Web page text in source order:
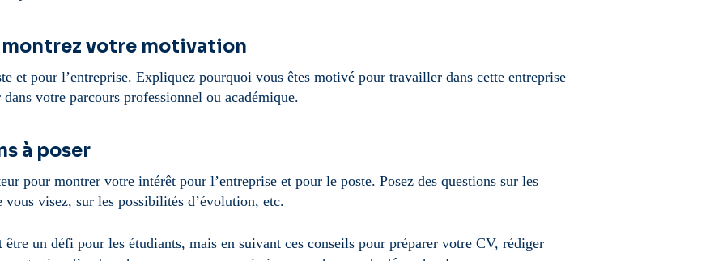
montrez votre motivation
et pour l’entreprise. Expliquez pourquoi vous êtes motivé pour travailler dans cette entreprise
votre parcours professionnel ou académique.
à poser
pour montrer votre intérêt pour l’entreprise et pour le poste. Posez des questions sur les
visez, sur les possibilités d’évolution, etc.
un défi pour les étudiants, mais en suivant ces conseils pour préparer votre CV, rédiger